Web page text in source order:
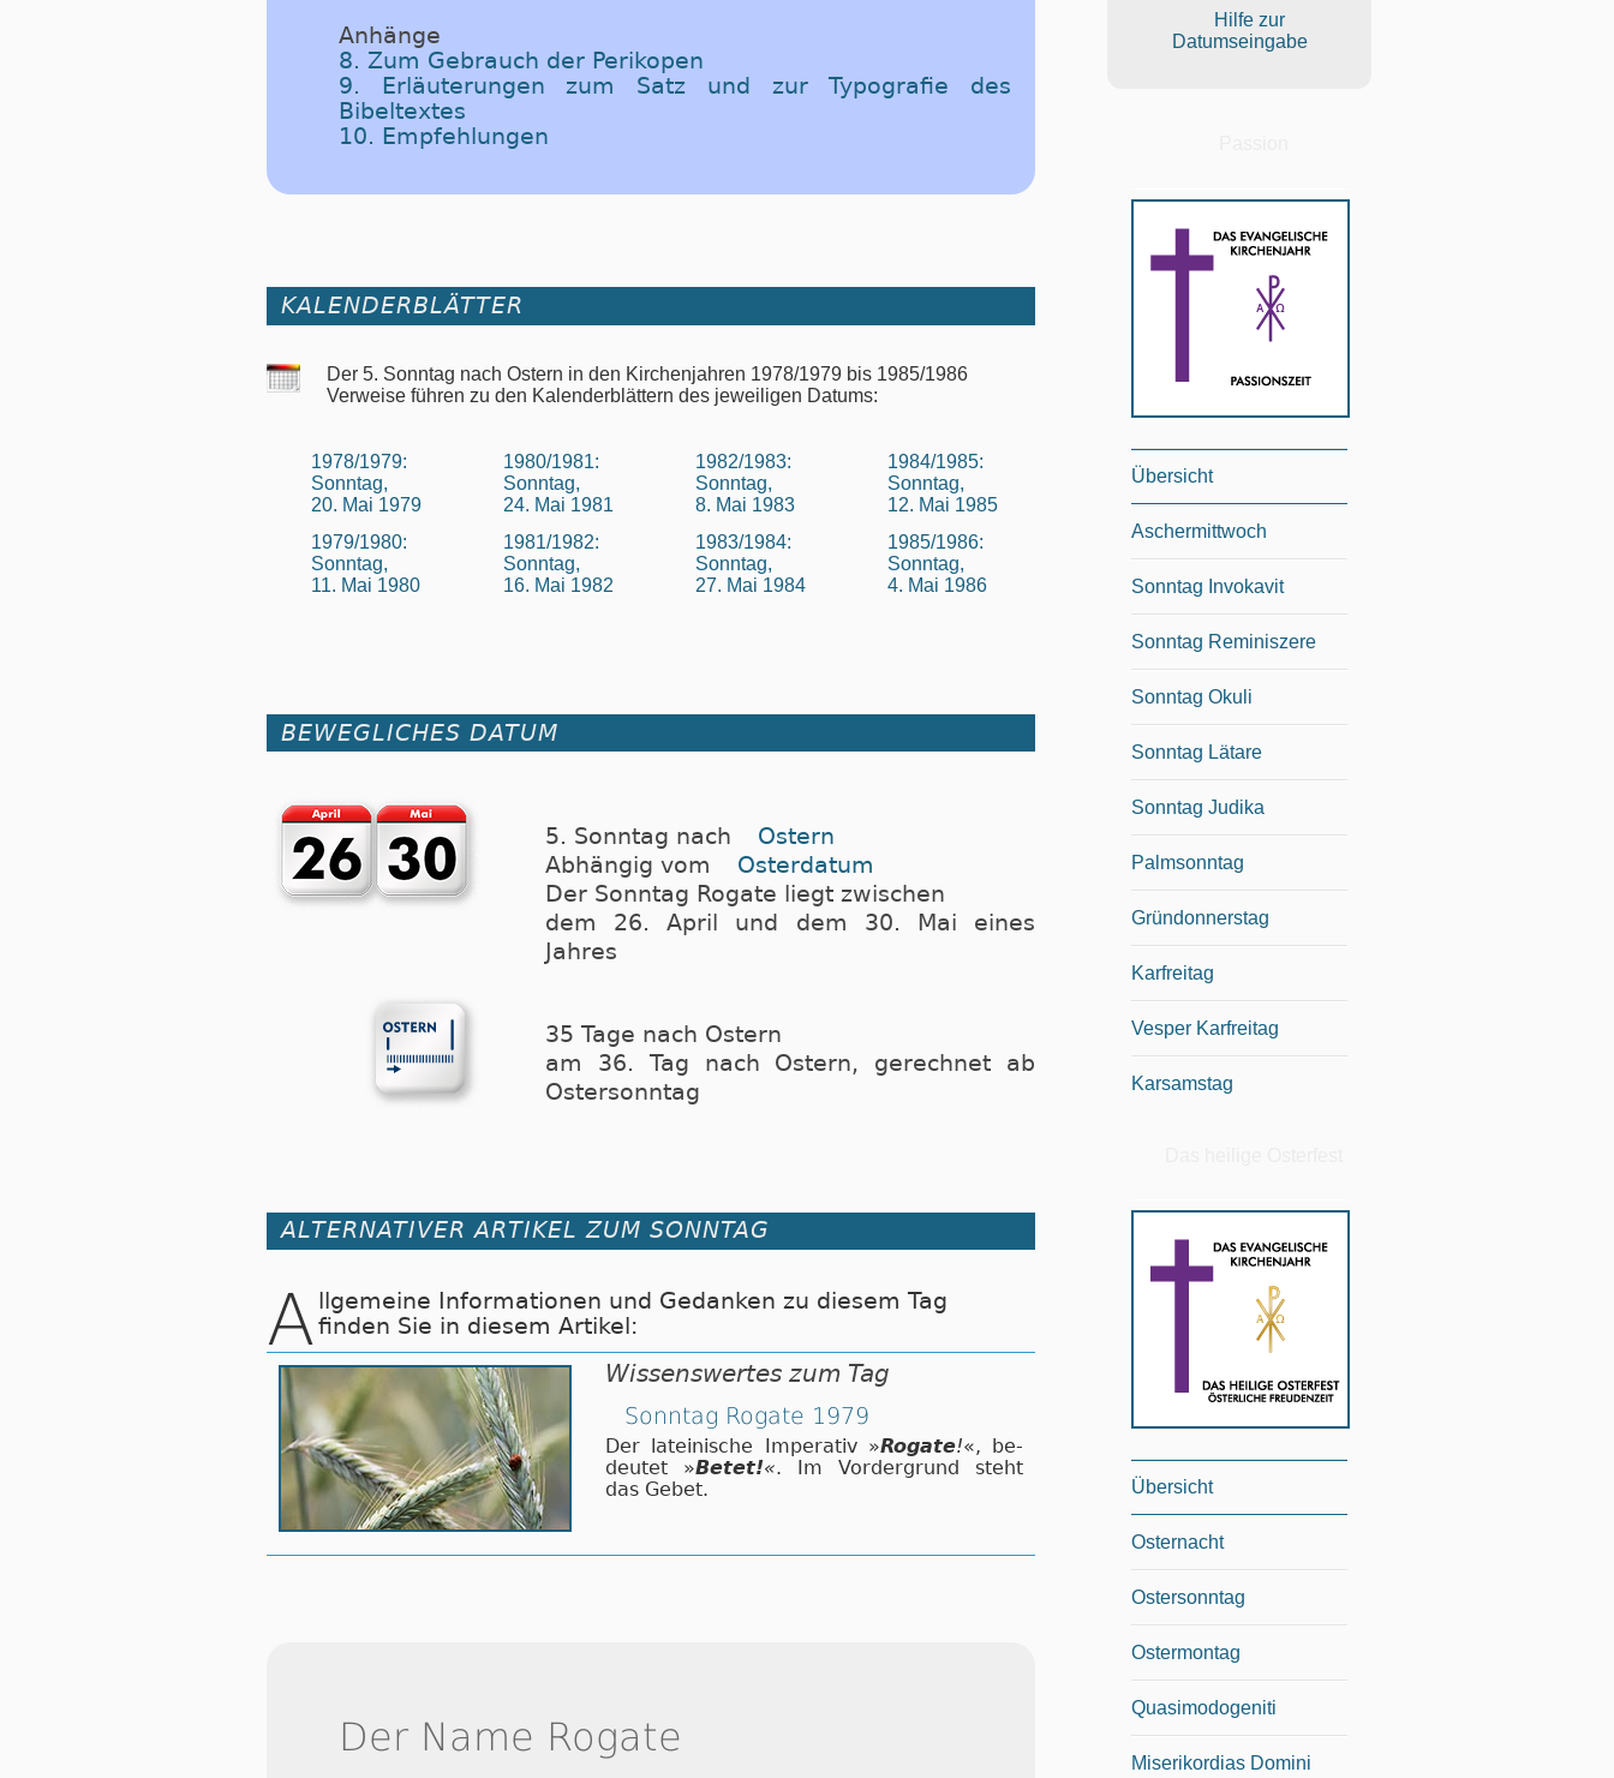
Anhänge
8. Zum Gebrauch der Perikopen
9. Erläuterungen zum Satz und zur Typografie des
Bibeltextes
10. Empfehlungen
KALENDERBLÄTTER
Der 5. Sonntag nach Ostern in den Kirchenjahren 1978/1979 bis 1985/1986
Verweise führen zu den Kalenderblättern des jeweiligen Datums:
1978/1979:
Sonntag,
20. Mai 1979
1979/1980:
Sonntag,
11. Mai 1980
1980/1981:
Sonntag,
24. Mai 1981
1981/1982:
Sonntag,
16. Mai 1982
1982/1983:
Sonntag,
8. Mai 1983
1983/1984:
Sonntag,
27. Mai 1984
1984/1985:
Sonntag,
12. Mai 1985
1985/1986:
Sonntag,
4. Mai 1986
BEWEGLICHES DATUM
5. Sonntag nach
Ostern
Abhängig vom
Osterdatum
Der Sonntag Rogate liegt zwischen
dem 26. April und dem 30. Mai eines
Jahres
35 Tage nach Ostern
am 36. Tag nach Ostern, gerechnet ab
Ostersonntag
ALTERNATIVER ARTIKEL ZUM SONNTAG
A
llgemeine Informationen und Gedanken zu diesem Tag
finden Sie in diesem Artikel:
Wissenswertes zum Tag
Sonntag Rogate 1979
Der lateinische Imperativ »Rogate!«, be­
deu­tet »Be­tet!«. Im Vor­der­grund steht
das Gebet.
Der Name Rogate
Hilfe zur
Datumseingabe
Übersicht
Aschermittwoch
Sonntag Invokavit
Sonntag Reminiszere
Sonntag Okuli
Sonntag Lätare
Sonntag Judika
Palmsonntag
Gründonnerstag
Karfreitag
Vesper Karfreitag
Karsamstag
Übersicht
Osternacht
Ostersonntag
Ostermontag
Quasimodogeniti
Miserikordias Domini